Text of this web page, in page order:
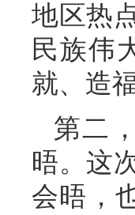
地区热
民族伟
就、造
第二
晤。这
会晤，